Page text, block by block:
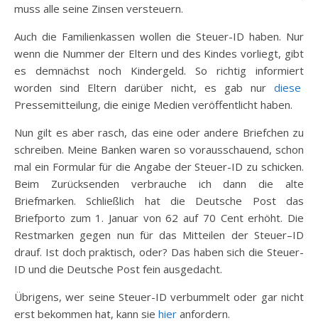
muss alle seine Zinsen versteuern.
Auch die Familienkassen wollen die Steuer-ID haben. Nur
wenn die Nummer der Eltern und des Kindes vorliegt, gibt
es demnächst noch Kindergeld. So richtig informiert
worden sind Eltern darüber nicht, es gab nur diese
Pressemitteilung, die einige Medien veröffentlicht haben.
Nun gilt es aber rasch, das eine oder andere Briefchen zu
schreiben. Meine Banken waren so vorausschauend, schon
mal ein Formular für die Angabe der Steuer-ID zu schicken.
Beim Zurücksenden verbrauche ich dann die alte
Briefmarken. Schließlich hat die Deutsche Post das
Briefporto zum 1. Januar von 62 auf 70 Cent erhöht. Die
Restmarken gegen nun für das Mitteilen der Steuer–ID
drauf. Ist doch praktisch, oder? Das haben sich die Steuer-
ID und die Deutsche Post fein ausgedacht.
Übrigens, wer seine Steuer-ID verbummelt oder gar nicht
erst bekommen hat, kann sie hier anfordern.